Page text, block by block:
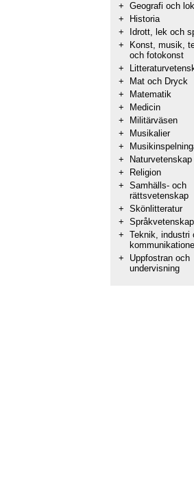
+ Geografi och
+
Historia
+
Idrott, lek och
+
Konst, musik,
och fotokonst
+
+
Mat och Dryck
+
Matematik
+
Medicin
+
Militärväsen
+
Musikalier
+
+
Naturvetenskap
+
Religion
+ Samhälls- och
rättsvetenskap
+ Skönlitteratur
+ Språkvetenskap
+ Teknik, industri
+
Uppfostran och
undervisning